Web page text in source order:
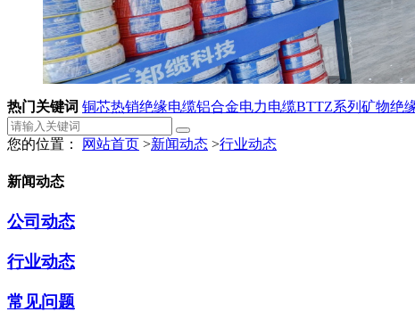
热门关键词 铜芯热销绝缘电缆铝合金电力电缆BTTZ系列矿物绝
您的位置： 网站首页 >新闻动态 >行业动态
新闻动态
公司动态
行业动态
常见问题